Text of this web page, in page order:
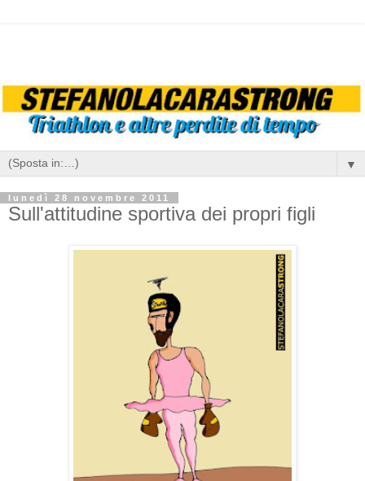
▼
lunedì 28 novembre 2011
Sull'attitudine sportiva dei propri figli